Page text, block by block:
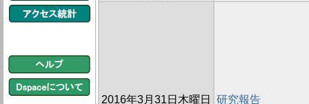
2016年3月31日木曜日 研究報告